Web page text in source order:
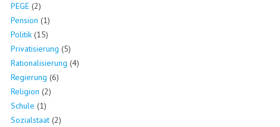
PEGE (2)
Pension (1)
Politik (15)
Privatisierung (5)
Rationalisierung (4)
Regierung (6)
Religion (2)
Schule (1)
Sozialstaat (2)